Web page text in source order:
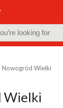
Nowogród Wielki
Wielki